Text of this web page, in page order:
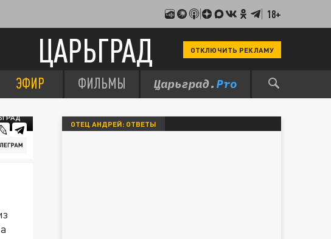
18+
ЦАРЬГРАД ОТКЛЮЧИТЬ РЕКЛАМУ
ЭФИР ФИЛЬМЫ
ОТЕЦ АНДРЕЙ: ОТВЕТЫ